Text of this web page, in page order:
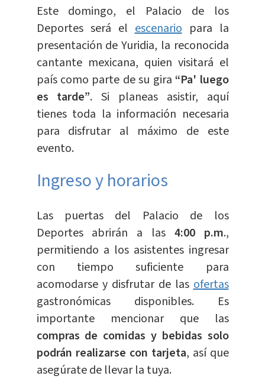
Este domingo, el Palacio de los
Deportes será elescenariopara la
presentación de Yuridia, la reconocida
cantante mexicana, quien visitará el
país como parte de su gira“Pa' luego
es tarde”. Si planeas asistir, aquí
tienes toda la información necesaria
para disfrutar al máximo de este
evento.
Ingreso y horarios
Las puertas del Palacio de los
Deportes abrirán a las 4:00 p.m.,
permitiendo a los asistentes ingresar
con tiempo suficiente para
acomodarse y disfrutar de lasofertas
gastronómicas disponibles. Es
importante mencionar que las
compras de comidas y bebidas solo
podrán realizarse con tarjeta, así que
asegúrate de llevar la tuya.